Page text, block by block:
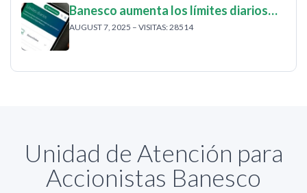
Banesco aumenta los límites diarios…
AUGUST 7, 2025 – VISITAS: 28514
Unidad de Atención para
Accionistas Banesco